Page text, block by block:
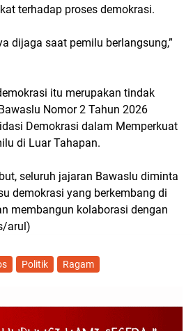
terhadap proses demokrasi.
dijaga saat pemilu berlangsung,”
itu merupakan tindak
Nomor 2 Tahun 2026
Demokrasi dalam Memperkuat
di Luar Tahapan.
seluruh jajaran Bawaslu diminta
demokrasi yang berkembang di
membangun kolaborasi dengan
arul)
Politik Ragam